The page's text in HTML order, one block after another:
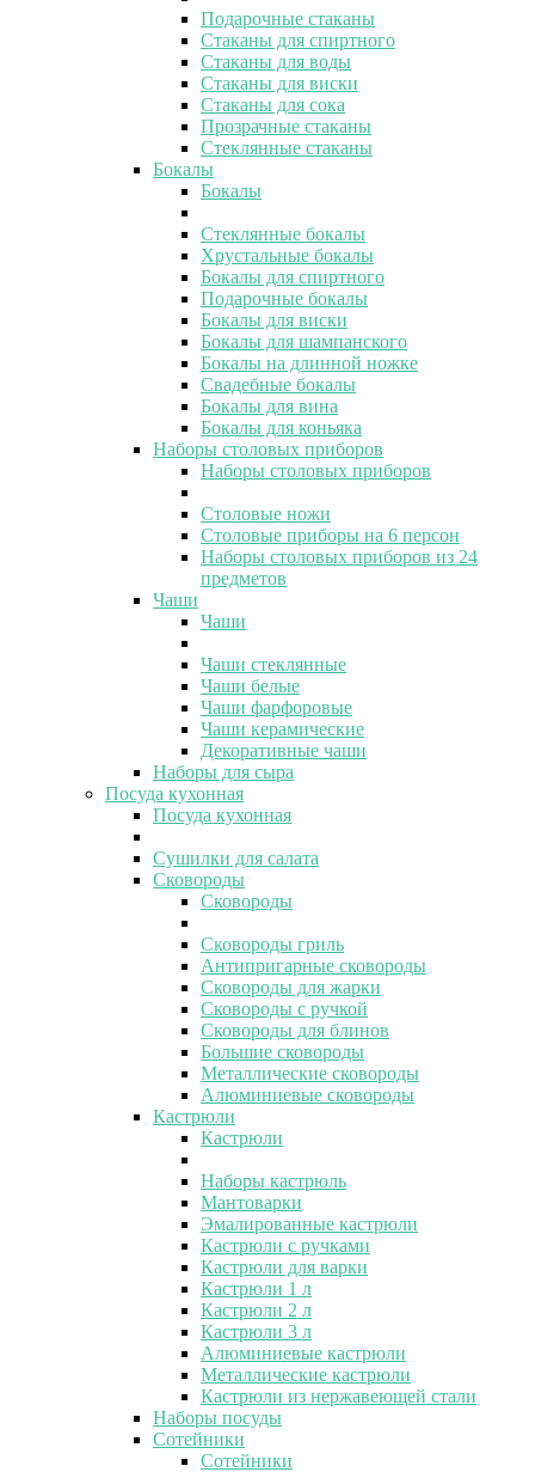
Подарочные стаканы
Стаканы для спиртного
Стаканы для воды
Стаканы для виски
Стаканы для сока
Прозрачные стаканы
Стеклянные стаканы
Бокалы
Бокалы
Стеклянные бокалы
Хрустальные бокалы
Бокалы для спиртного
Подарочные бокалы
Бокалы для виски
Бокалы для шампанского
Бокалы на длинной ножке
Свадебные бокалы
Бокалы для вина
Бокалы для коньяка
Наборы столовых приборов
Наборы столовых приборов
Столовые ножи
Столовые приборы на 6 персон
Наборы столовых приборов из 24
предметов
Чаши
Чаши
Чаши стеклянные
Чаши белые
Чаши фарфоровые
Чаши керамические
Декоративные чаши
Наборы для сыра
Посуда кухонная
Посуда кухонная
Сушилки для салата
Сковороды
Сковороды
Сковороды гриль
Антипригарные сковороды
Сковороды для жарки
Сковороды с ручкой
Сковороды для блинов
Большие сковороды
Металлические сковороды
Алюминиевые сковороды
Кастрюли
Кастрюли
Наборы кастрюль
Мантоварки
Эмалированные кастрюли
Кастрюли с ручками
Кастрюли для варки
Кастрюли 1 л
Кастрюли 2 л
Кастрюли 3 л
Алюминиевые кастрюли
Металлические кастрюли
Кастрюли из нержавеющей стали
Наборы посуды
Сотейники
Сотейники